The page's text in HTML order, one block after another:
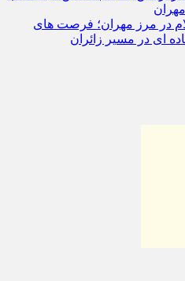
در مرز مهران؛ فرصت‌ های